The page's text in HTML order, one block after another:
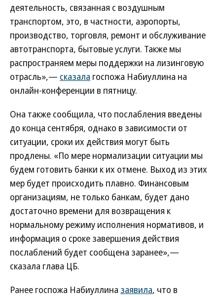
деятельность, связанная с воздушным
транспортом, это, в частности, аэропорты,
производство, торговля, ремонт и обслуживание
автотранспорта, бытовые услуги. Также мы
распространяем меры поддержки на лизинговую
отрасль»,— сказала госпожа Набиуллина на
онлайн-конференции в пятницу.
Она также сообщила, что послабления введены
до конца сентября, однако в зависимости от
ситуации, сроки их действия могут быть
продлены. «По мере нормализации ситуации мы
будем готовить банки к их отмене. Выход из этих
мер будет происходить плавно. Финансовым
организациям, не только банкам, будет дано
достаточно времени для возвращения к
нормальному режиму исполнения нормативов, и
информация о сроке завершения действия
послаблений будет сообщена заранее»,—
сказала глава ЦБ.
Ранее госпожа Набиуллина заявила, что в